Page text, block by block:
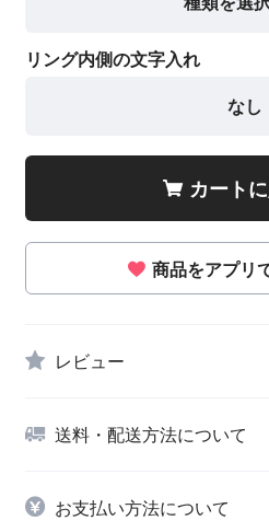
リング内側の文字入れ
なし
カート
商品をアプリ
レビュー
送料・配送方法について
お支払い方法について